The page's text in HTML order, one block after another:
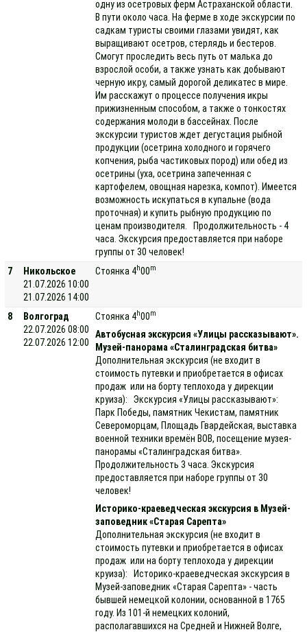
одну из осетровых ферм Астраханской области.
В пути около часа. На ферме в ходе экскурсии по
садкам туристы своими глазами увидят, как
выращивают осетров, стерлядь и бестеров.
Смогут проследить весь путь от малька до
взрослой особи, а также узнать как добывают
черную икру, самый дорогой деликатес в мире.
Им расскажут о процессе получения икры
прижизненным способом, а также о тонкостях
содержания молоди в бассейнах. После
экскурсии туристов ждет дегустация рыбной
продукции (осетрина холодного и горячего
копчения, рыба частиковых пород) или обед из
осетрины (уха, осетрина запеченная с
картофелем, овощная нарезка, компот). Имеется
возможность искупаться в купальне (вода
проточная) и купить рыбную продукцию по
ценам производителя. Продолжительность - 4
часа. Экскурсия предоставляется при наборе
группы от 30 человек!
7
Никольское
21.07.2026 10:00
21.07.2026 14:00
Стоянка 4h00m
8
Волгоград
22.07.2026 08:00
22.07.2026 12:00
Стоянка 4h00m
Автобусная экскурсия «Улицы рассказывают».
Музей-панорама «Сталинградская битва»
Дополнительная экскурсия (не входит в
стоимость путевки и приобретается в офисах
продаж или на борту теплохода у дирекции
круиза): Экскурсия «Улицы рассказывают»:
Парк Победы, памятник Чекистам, памятник
Североморцам, Площадь Гвардейская, выставка
военной техники времён ВОВ, посещение музея-
панорамы «Сталинградская битва».
Продолжительность 3 часа. Экскурсия
предоставляется при наборе группы от 30
человек!
Историко-краеведческая экскурсия в Музей-
заповедник «Старая Сарепта»
Дополнительная экскурсия (не входит в
стоимость путевки и приобретается в офисах
продаж или на борту теплохода у дирекции
круиза): Историко-краеведческая экскурсия в
Музей-заповедник «Старая Сарепта» - часть
бывшей немецкой колонии, основанной в 1765
году. Из 101-й немецких колоний,
располагавшихся на Средней и Нижней Волге,